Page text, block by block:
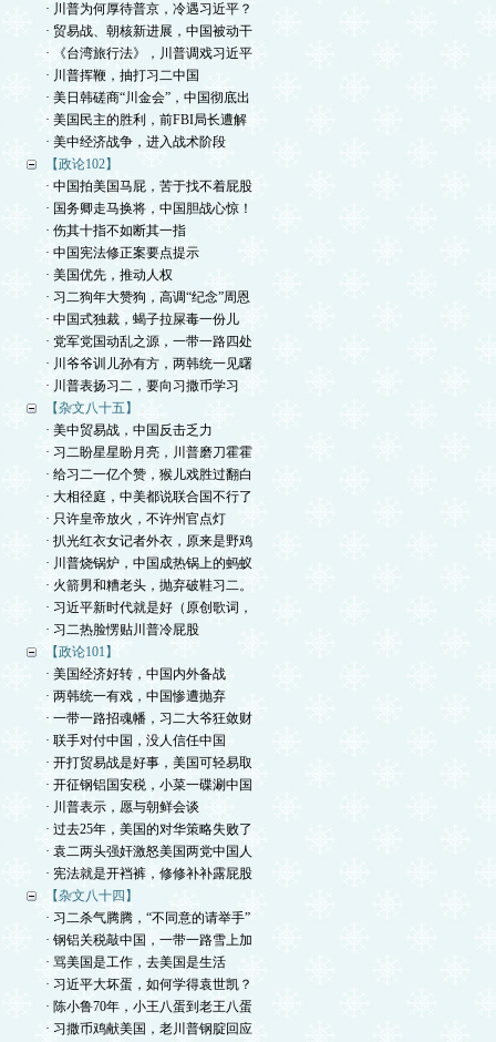
· 川普为何厚待普京，冷遇习近平？
· 贸易战、朝核新进展，中国被动干
· 《台湾旅行法》，川普调戏习近平
· 川普挥鞭，抽打习二中国
· 美日韩磋商“川金会”，中国彻底出
· 美国民主的胜利，前FBI局长遭解
· 美中经济战争，进入战术阶段
【政论102】
· 中国拍美国马屁，苦于找不着屁股
· 国务卿走马换将，中国胆战心惊！
· 伤其十指不如断其一指
· 中国宪法修正案要点提示
· 美国优先，推动人权
· 习二狗年大赞狗，高调“纪念”周恩
· 中国式独裁，蝎子拉屎毒一份儿
· 党军党国动乱之源，一带一路四处
· 川爷爷训儿孙有方，两韩统一见曙
· 川普表扬习二，要向习撒币学习
【杂文八十五】
· 美中贸易战，中国反击乏力
· 习二盼星星盼月亮，川普磨刀霍霍
· 给习二一亿个赞，猴儿戏胜过翻白
· 大相径庭，中美都说联合国不行了
· 只许皇帝放火，不许州官点灯
· 扒光红衣女记者外衣，原来是野鸡
· 川普烧锅炉，中国成热锅上的蚂蚁
· 火箭男和糟老头，抛弃破鞋习二。
· 习近平新时代就是好（原创歌词，
· 习二热脸愣贴川普冷屁股
【政论101】
· 美国经济好转，中国内外备战
· 两韩统一有戏，中国惨遭抛弃
· 一带一路招魂幡，习二大爷狂敛财
· 联手对付中国，没人信任中国
· 开打贸易战是好事，美国可轻易取
· 开征钢铝国安税，小菜一碟涮中国
· 川普表示，愿与朝鲜会谈
· 过去25年，美国的对华策略失败了
· 袁二两头强奸激怒美国两党中国人
· 宪法就是开裆裤，修修补补露屁股
【杂文八十四】
· 习二杀气腾腾，“不同意的请举手”
· 钢铝关税敲中国，一带一路雪上加
· 骂美国是工作，去美国是生活
· 习近平大坏蛋，如何学得袁世凯？
· 陈小鲁70年，小王八蛋到老王八蛋
· 习撒币鸡献美国，老川普钢腚回应